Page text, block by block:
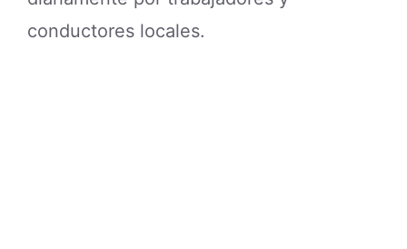
conductores locales.